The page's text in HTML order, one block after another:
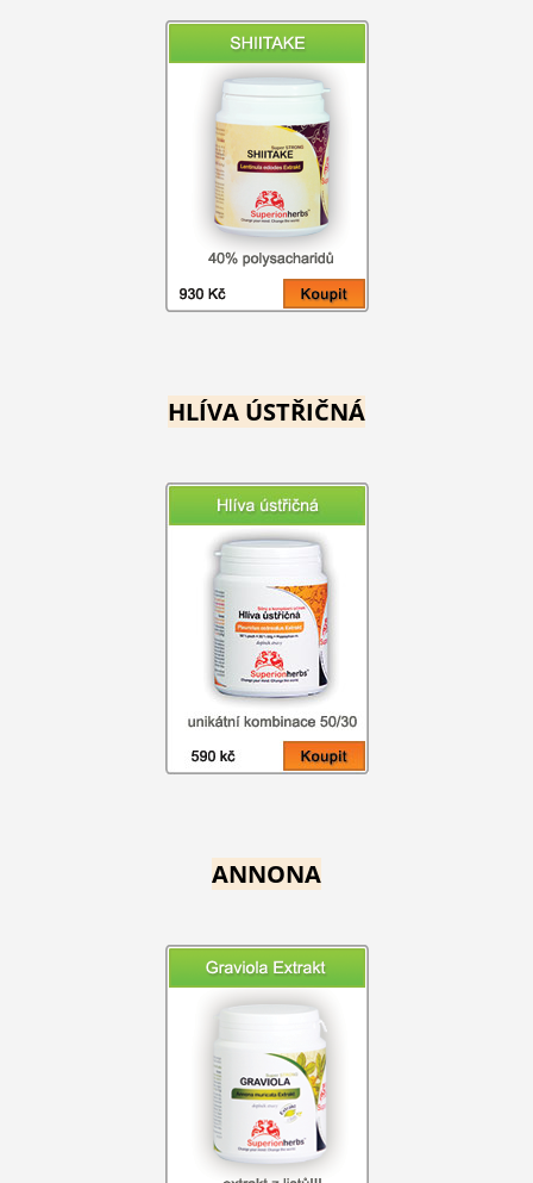
HLÍVA ÚSTŘIČNÁ
ANNONA